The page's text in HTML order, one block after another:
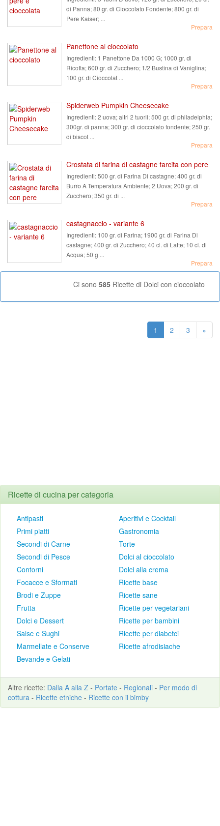
di Panna; 80 gr. di Cioccolato Fondente; 800 gr. di
Pere Kaiser; ...
Prepara
Panettone al cioccolato
Ingredienti: 1 Panettone Da 1000 G; 1000 gr. di
Ricotta; 600 gr. di Zucchero; 1/2 Bustina di Vaniglina;
100 gr. di Cioccolat ...
Prepara
Spiderweb Pumpkin Cheesecake
Ingredienti:2 uova; altri 2 tuorli; 500 gr. di philadelphia;
300gr. di panna; 300 gr. di cioccolato fondente; 250 gr.
di biscot ...
Prepara
Crostata di farina di castagne farcita con pere
Ingredienti:500 gr. di Farina Di castagne; 400 gr. di
Burro A Temperatura Ambiente; 2 Uova; 200 gr. di
Zucchero; 350 gr. di ...
Prepara
castagnaccio - variante 6
Ingredienti: 100 gr. di Farina; 1900 gr. di Farina Di
castagne; 400 gr. di Zucchero; 40 cl. di Latte; 10 cl. di
Acqua; 50 g ...
Prepara
Ci sono 585 Ricette di Dolci con cioccolato
1 2 3 »
Ricette di cucina per categoria
Antipasti
Primi piatti
Secondi di Carne
Secondi di Pesce
Contorni
Focacce e Sformati
Brodi e Zuppe
Frutta
Dolci e Dessert
Salse e Sughi
Marmellate e Conserve
Bevande e Gelati
Aperitivi e Cocktail
Gastronomia
Torte
Dolci al cioccolato
Dolci alla crema
Ricette base
Ricette sane
Ricette per vegetariani
Ricette per bambini
Ricette per diabetci
Ricette afrodisiache
Altre ricette: Dalla A alla Z - Portate - Regionali - Per modo di
cottura - Ricette etniche - Ricette con il bimby